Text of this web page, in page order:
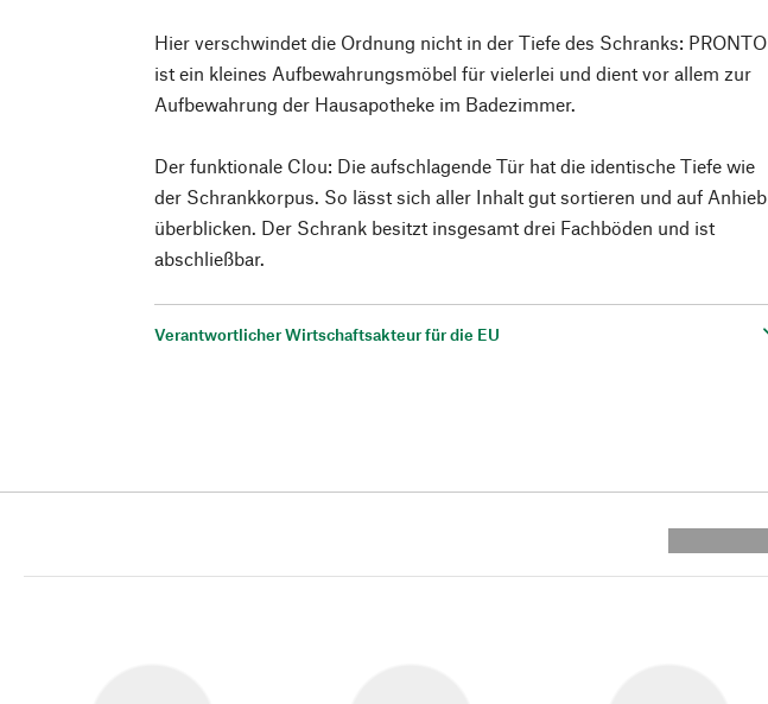
Hier verschwindet die Ordnung nicht in der Tiefe des Schranks: PRONTO
ist ein kleines Aufbewahrungsmöbel für vielerlei und dient vor allem zur
Aufbewahrung der Hausapotheke im Badezimmer.
Der funktionale Clou: Die aufschlagende Tür hat die identische Tiefe wie
der Schrankkorpus. So lässt sich aller Inhalt gut sortieren und auf Anhieb
überblicken. Der Schrank besitzt insgesamt drei Fachböden und ist
abschließbar.
Verantwortlicher Wirtschaftsakteur für die EU